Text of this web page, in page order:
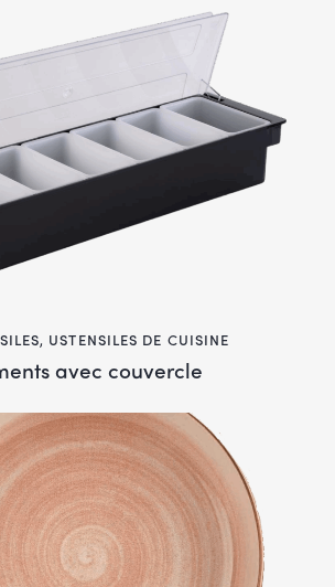
, USTENSILES DE CUISINE
avec couvercle